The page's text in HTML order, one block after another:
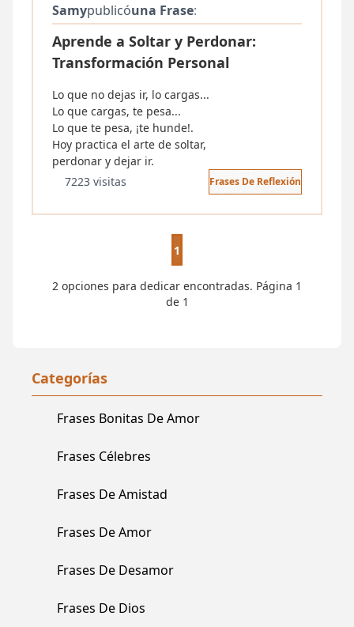
Categorías
Frases Bonitas De Amor
Frases Célebres
Frases De Amistad
Frases De Amor
Frases De Desamor
Frases De Dios
Samypublicóuna Frase:
Aprende a Soltar y Perdonar:
Transformación Personal
Lo que no dejas ir, lo cargas...
Lo que cargas, te pesa...
Lo que te pesa, ¡te hunde!.
Hoy practica el arte de soltar,
perdonar y dejar ir.
7223 visitas
Frases De Reflexión
1
2 opciones para dedicar encontradas. Página 1
de 1